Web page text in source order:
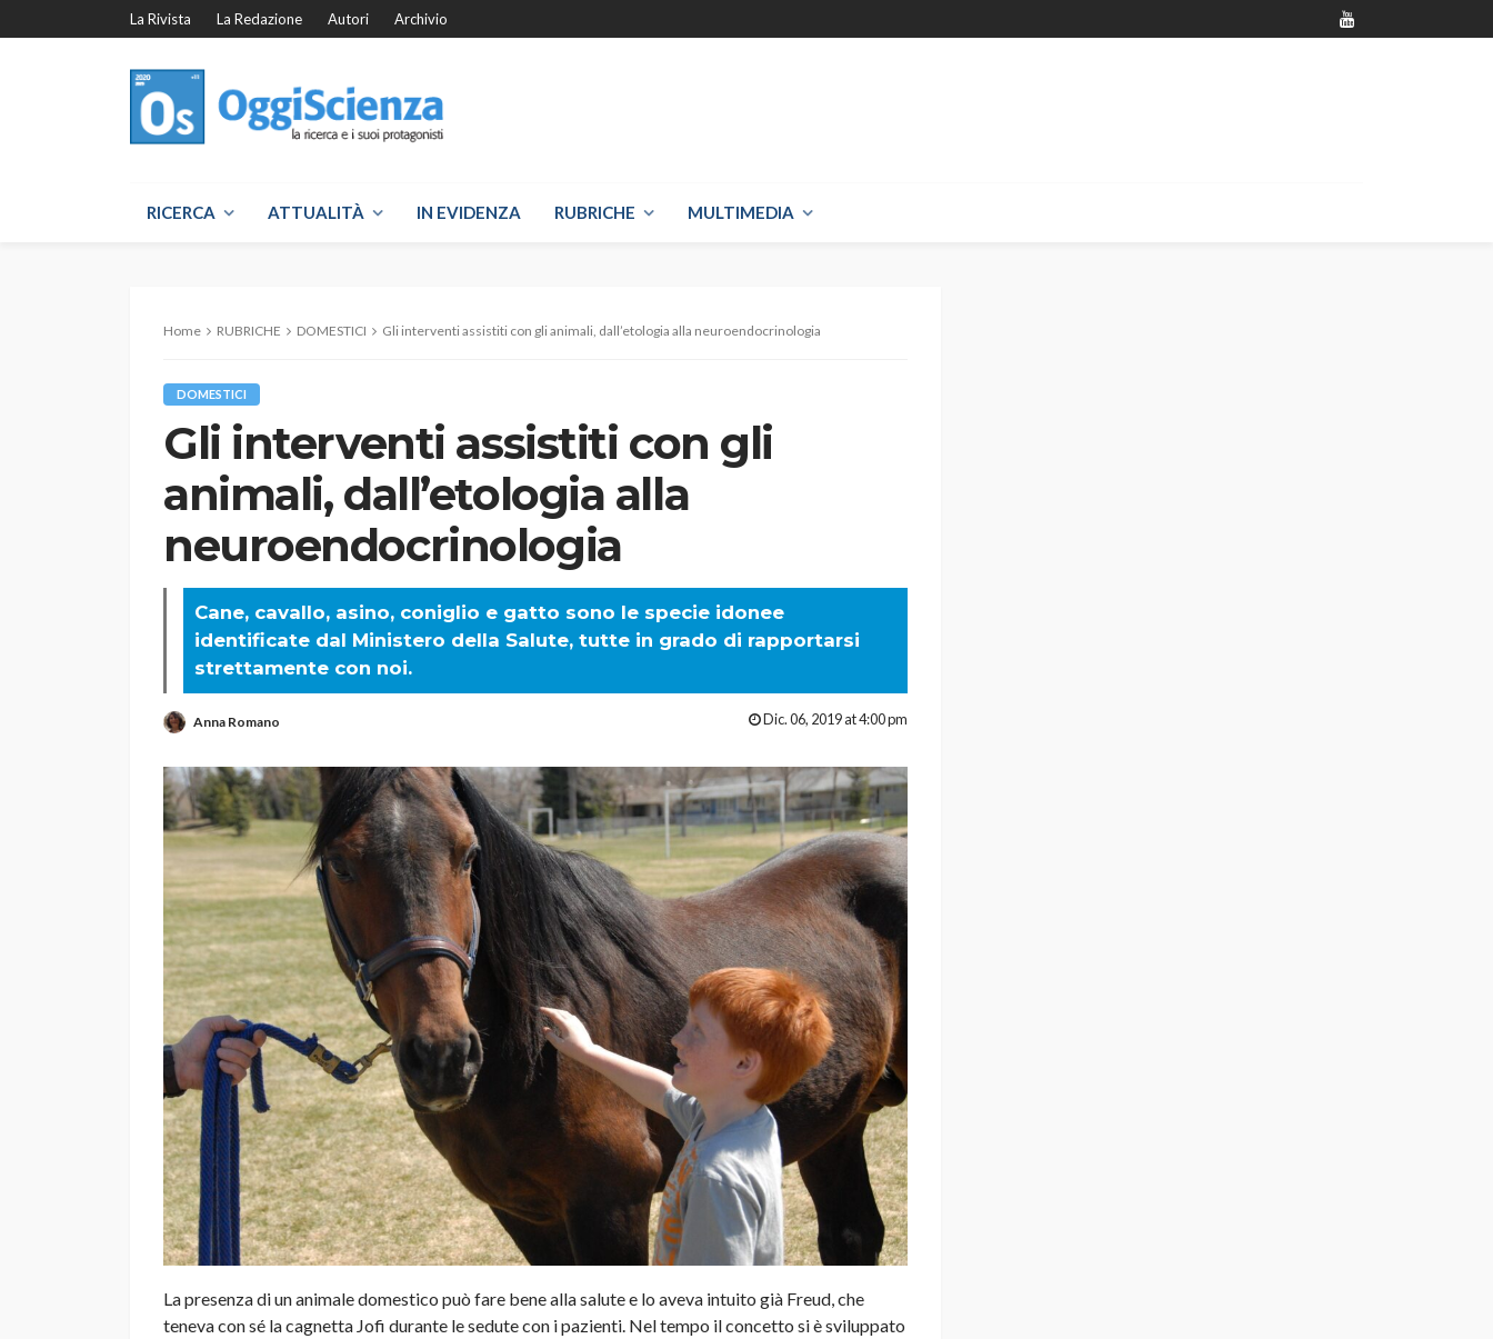
La Rivista La Redazione Autori Archivio
RICERCA ATTUALITÀ IN EVIDENZA RUBRICHE MULTIMEDIA
Home RUBRICHE DOMESTICI Gli interventi assistiti con gli animali, dall’etologia alla neuroendocrinologia
DOMESTICI
Gli interventi assistiti con gli
animali, dall’etologia alla
neuroendocrinologia
Cane, cavallo, asino, coniglio e gatto sono le specie idonee
identificate dal Ministero della Salute, tutte in grado di rapportarsi
strettamente con noi.
Anna Romano Dic. 06, 2019 at 4:00 pm
La presenza di un animale domestico può fare bene alla salute e lo aveva intuito già Freud, che
teneva con sé la cagnetta Jofi durante le sedute con i pazienti. Nel tempo il concetto si è sviluppato